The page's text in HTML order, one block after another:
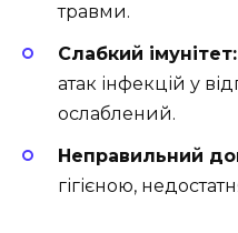
травми.
Слабкий імунітет:
атак інфекцій у
ослаблений.
Неправильний
гігієною,